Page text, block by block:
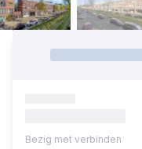
Bezig met verbinden